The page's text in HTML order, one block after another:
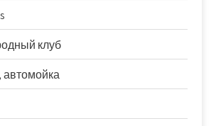
клуб
автомойка